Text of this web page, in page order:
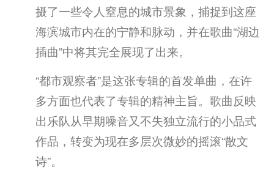
摄了一些令人窒息的城市景象，捕捉到这座
海滨城市内在的宁静和脉动，并在歌曲“湖边
插曲”中将其完全展现了出来。
“都市观察者”是这张专辑的首发单曲，在许
多方面也代表了专辑的精神主旨。歌曲反映
出乐队从早期噪音又不失独立流行的小品式
作品，转变为现在多层次微妙的摇滚“散文
诗”。